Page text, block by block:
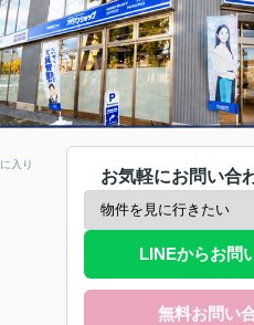
入り
お気軽にお問い合
LINEからお問
無料お問い